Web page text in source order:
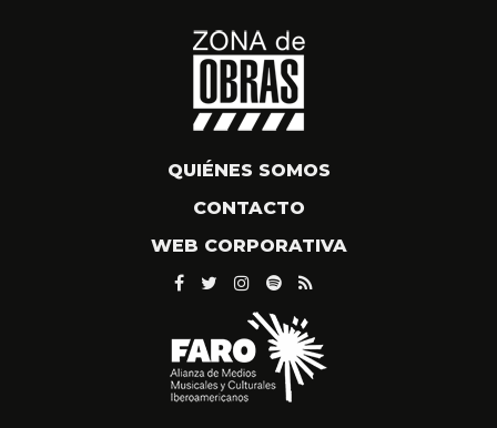
QUIÉNES SOMOS
CONTACTO
WEB CORPORATIVA